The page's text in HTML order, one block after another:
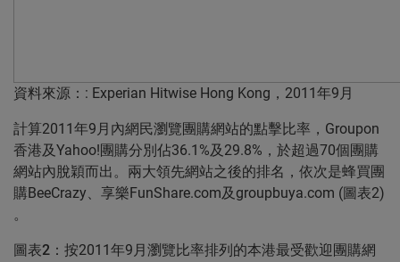
資料來源：: Experian Hitwise Hong Kong，2011年9月
計算2011年9月內網民瀏覽團購網站的點擊比率，Groupon
香港及Yahoo!團購分別佔36.1%及29.8%，於超過70個團購
網站內脫穎而出。兩大領先網站之後的排名，依次是蜂買團
購BeeCrazy、享樂FunShare.com及groupbuya.com (圖表2)
。
圖表2 ：按2011年9月瀏覽比率排列的本港最受歡迎團購網